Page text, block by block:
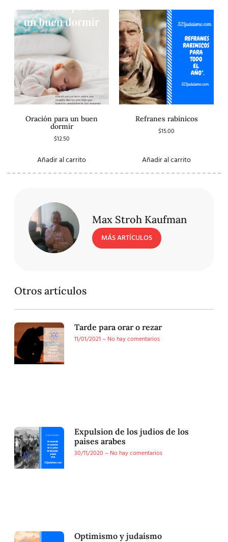
Oración para un buen
dormir
$12.50
Añadir al carrito
Refranes rabínicos
$15.00
Añadir al carrito
Max Stroh Kaufman
MÁS ARTÍCULOS
Otros artículos
Tarde para orar o rezar
11/01/2021
No hay comentarios
Expulsion de los judios de los
paises arabes
30/11/2020
No hay comentarios
Optimismo y judaísmo